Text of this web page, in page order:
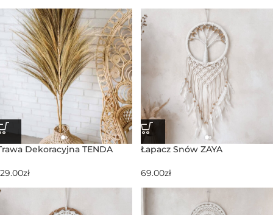
Dekoracyjna TENDA
zł
Łapacz Snów ZAYA
69.00zł